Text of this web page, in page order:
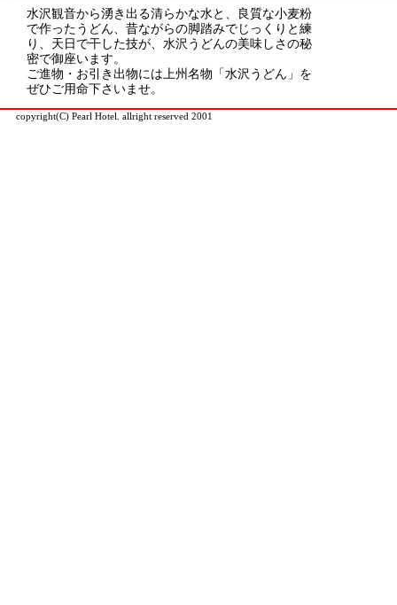
水沢観音から湧き出る清らかな水と、良質な小麦粉
で作ったうどん、昔ながらの脚踏みでじっくりと練
り、天日で干した技が、水沢うどんの美味しさの秘
密で御座います。
ご進物・お引き出物には上州名物「水沢うどん」を
ぜひご用命下さいませ。
copyright(C) Pearl Hotel. allright reserved 2001